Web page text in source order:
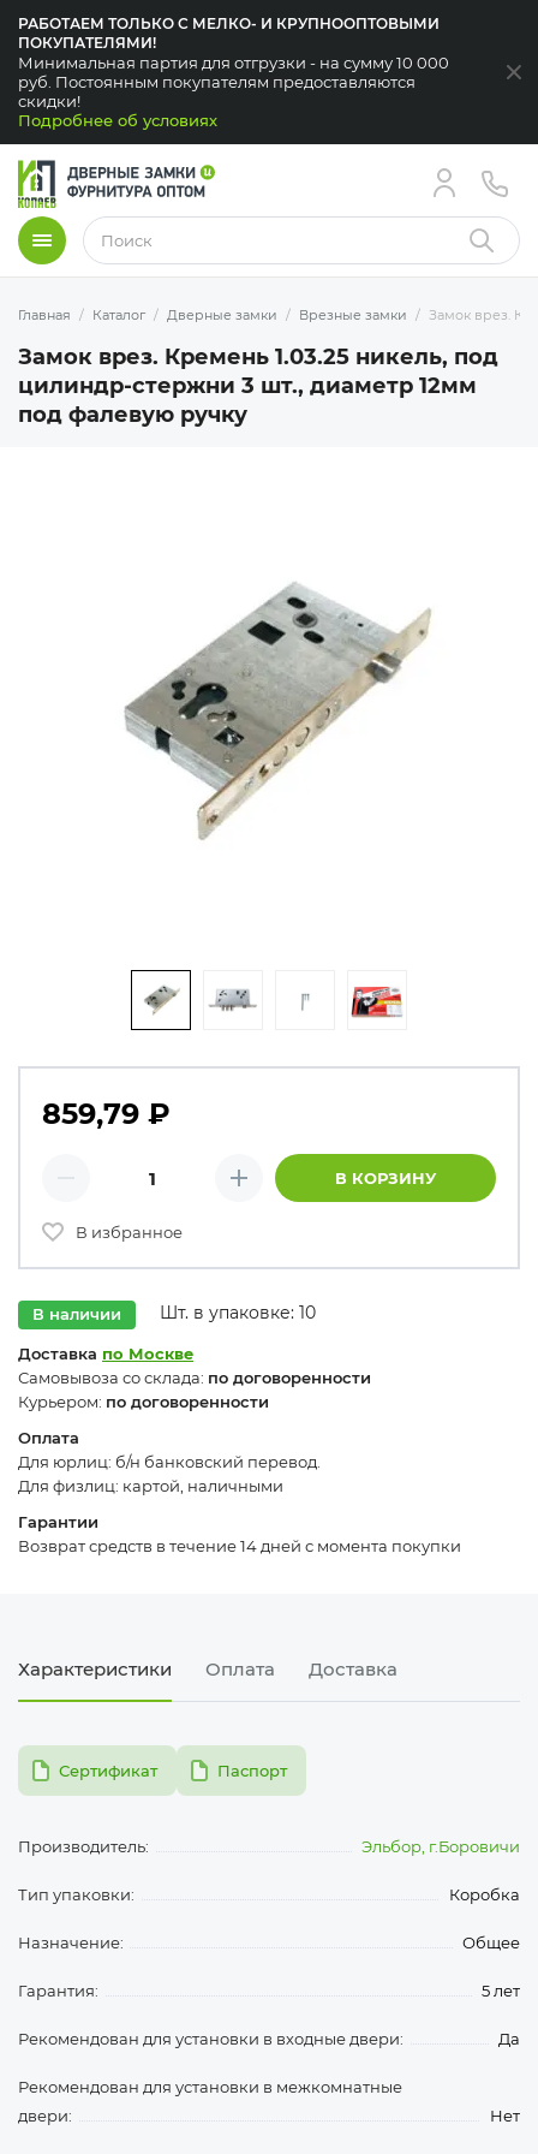
РАБОТАЕМ ТОЛЬКО С МЕЛКО- И КРУПНООПТОВЫМИ
ПОКУПАТЕЛЯМИ!
Минимальная партия для отгрузки - на сумму 10 000
руб. Постоянным покупателям предоставляются
скидки!
Подробнее об условиях
Меню Найти
Главная Каталог Дверные замки Врезные замки Замок врез.
Замок врез. Кремень 1.03.25 никель, под
цилиндр-стержни 3 шт., диаметр 12мм
под фалевую ручку
859,79 ₽
Плюс В КОРЗИНУ
В избранное
В наличии Шт. в упаковке: 10
Доставка по Москве
Самовывоза со склада: по договоренности
Курьером: по договоренности
Оплата
Для юрлиц: б/н банковский перевод.
Для физлиц: картой, наличными
Гарантии
Возврат средств в течение 14 дней с момента покупки
Характеристики Оплата Доставка
pdfСертификат pdfПаспорт
Производитель: Эльбор, г.Боровичи
Тип упаковки: Коробка
Назначение: Общее
Гарантия: 5 лет
Рекомендован для установки в входные двери: Да
Рекомендован для установки в межкомнатные
двери:
Нет